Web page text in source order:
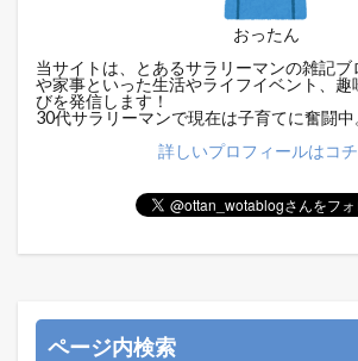
おったん
当サイトは、とあるサラリーマンの雑記ブ
や家事といった生活やライフイベント、
びを発信します！
30代サラリーマンで現在は子育てに奮闘中
詳しいプロフィールはコ
ページ内検索